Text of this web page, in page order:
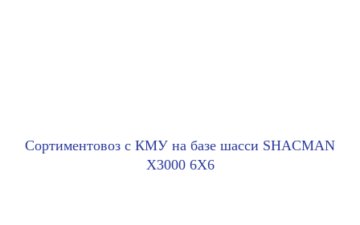
Сортиментовоз с КМУ на базе шасси SHACMAN
X3000 6X6